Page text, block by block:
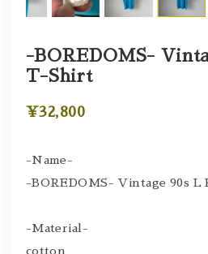
-BOREDOMS-
T-Shirt
¥32,800
-Name-
-BOREDOMS- Vintage 90s
-Material-
cotton